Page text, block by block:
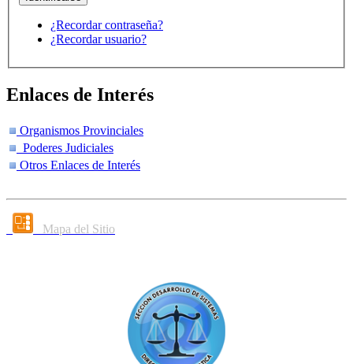
¿Recordar contraseña?
¿Recordar usuario?
Enlaces de Interés
Organismos Provinciales
Poderes Judiciales
Otros Enlaces de Interés
Mapa del Sitio